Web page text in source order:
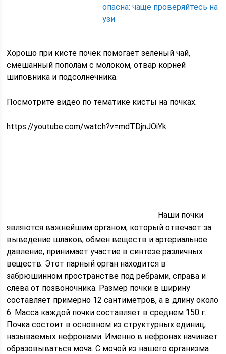
опасна: чаще проверяйтесь на
узи
Хорошо при кисте почек помогает зеленый чай,
смешанный пополам с молоком, отвар корней
шиповника и подсолнечника.
Посмотрите видео по тематике кисты на почках.
https://youtube.com/watch?v=mdTDjnJOiYk
Наши почки
являются важнейшим органом, который отвечает за
выведение шлаков, обмен веществ и артериальное
давление, принимает участие в синтезе различных
веществ. Этот парный орган находится в
забрюшинном пространстве под рёбрами, справа и
слева от позвоночника. Размер почки в ширину
составляет примерно 12 сантиметров, а в длину около
6. Масса каждой почки составляет в среднем 150 г.
Почка состоит в основном из структурных единиц,
называемых нефронами. Именно в нефронах начинает
образовываться моча. С мочой из нашего организма